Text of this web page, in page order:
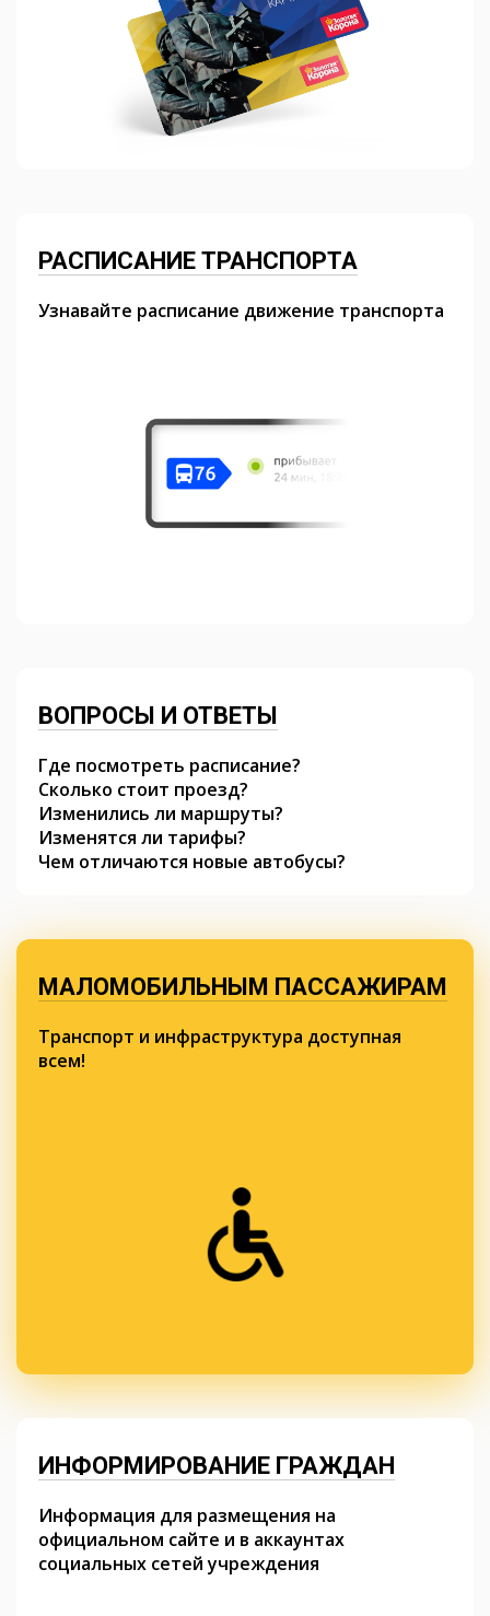
РАСПИСАНИЕ ТРАНСПОРТА
Узнавайте расписание движение транспорта
ВОПРОСЫ И ОТВЕТЫ
Где посмотреть расписание?
Сколько стоит проезд?
Изменились ли маршруты?
Изменятся ли тарифы?
Чем отличаются новые автобусы?
МАЛОМОБИЛЬНЫМ ПАССАЖИРАМ
Транспорт и инфраструктура доступная
всем!
ИНФОРМИРОВАНИЕ ГРАЖДАН
Информация для размещения на
официальном сайте и в аккаунтах
социальных сетей учреждения